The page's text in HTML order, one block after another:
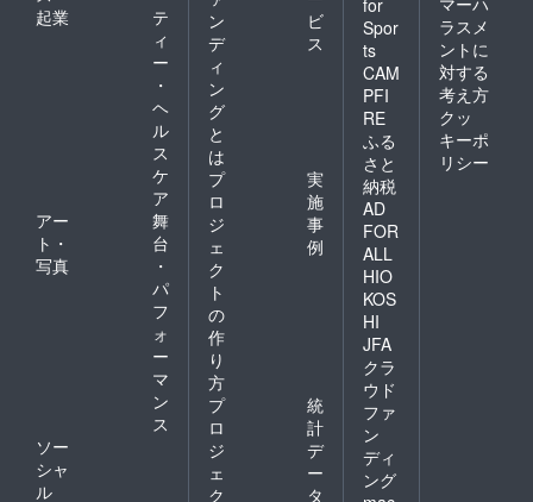
起業
テ
ィ
ー
・
ヘ
ル
ス
ケ
ア
アー
ト・
写真
舞
台
・
パ
フ
ォ
ー
マ
ン
ス
ソー
シャ
ル
ン
デ
ィ
ン
グ
と
は
ビ
ス
プ
ロ
ジ
ェ
ク
ト
の
作
り
方
実
施
事
例
プ
ロ
ジ
ェ
ク
統
計
デ
ー
タ
for
Spor
ts
CAM
PFI
RE
ふる
さと
納税
AD
FOR
ALL
HIO
KOS
HI
JFA
クラ
ウド
ファ
ン
ディ
ング
ラスメ
ントに
対する
考え方
クッ
キーポ
リシー